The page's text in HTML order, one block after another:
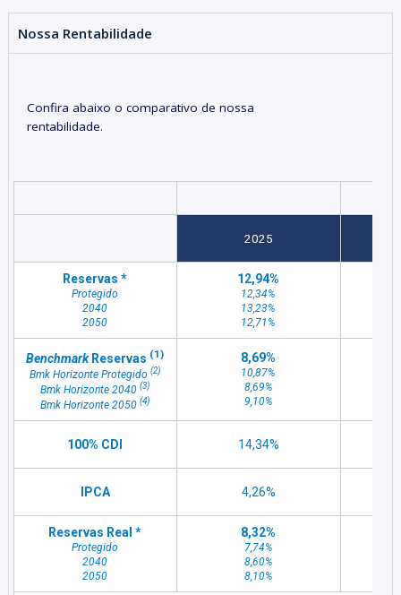
Nossa Rentabilidade
Confira abaixo o comparativo de nossa
rentabilidade.
2025
Reservas *
Protegido
2040
2050
12,94%
12,34%
13,23%
12,71%
BenchmarkReservas (1)
Bmk Horizonte Protegido(2)
Bmk Horizonte 2040(3)
Bmk Horizonte 2050(4)
8,69%
10,87%
8,69%
9,10%
100% CDI 14,34%
IPCA 4,26%
Reservas Real *
Protegido
2040
2050
8,32%
7,74%
8,60%
8,10%